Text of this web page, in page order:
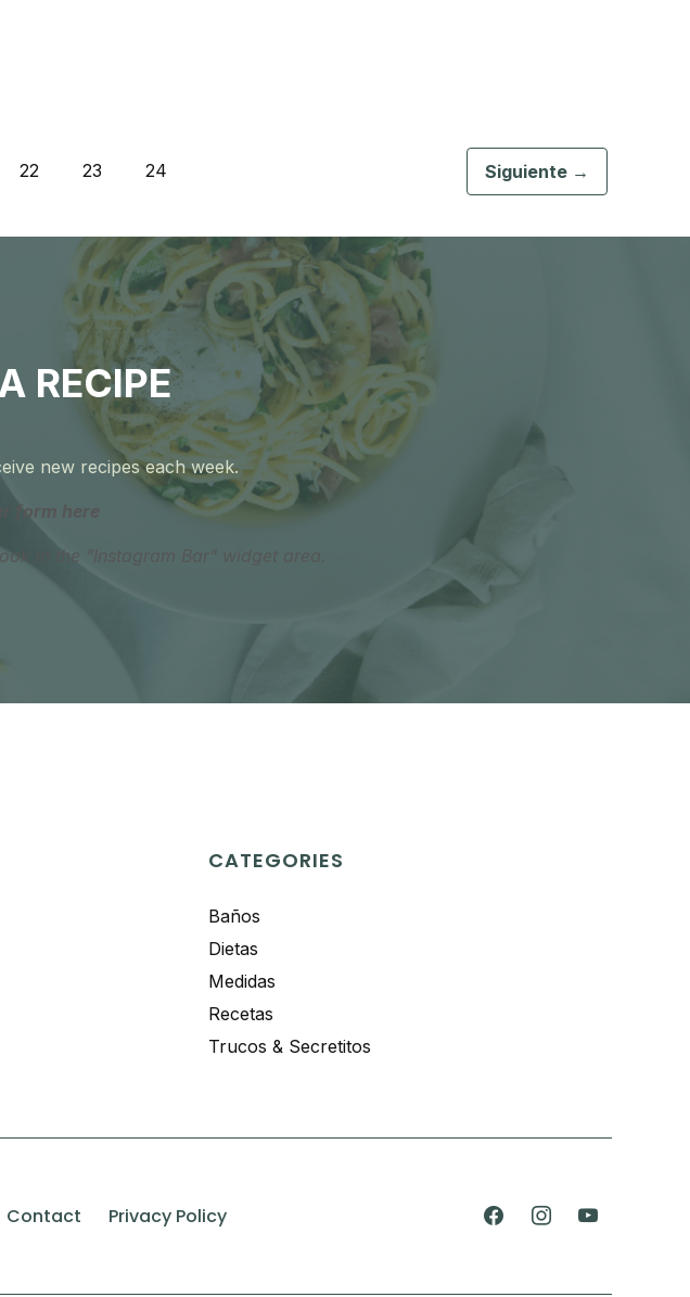
22 23 24 Siguiente →
RECIPE
new recipes each week.
form here
in the "Instagram Bar" widget area.
CATEGORIES
Baños
Dietas
Medidas
Recetas
Trucos & Secretitos
Contact Privacy Policy